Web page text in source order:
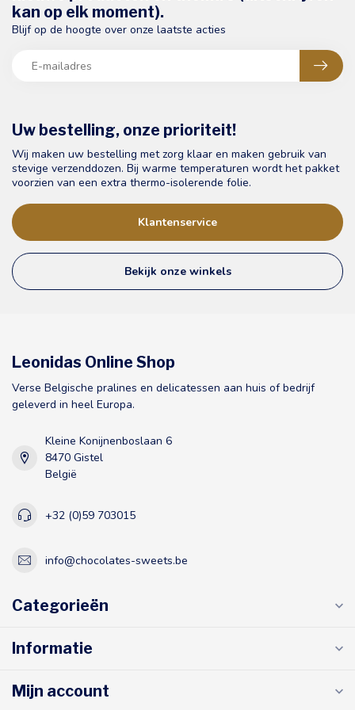
Uw bestelling, onze prioriteit!
Wij maken uw bestelling met zorg klaar en maken gebruik van
stevige verzenddozen. Bij warme temperaturen wordt het pakket
voorzien van een extra thermo-isolerende folie.
Klantenservice
Bekijk onze winkels
kan op elk moment).
Blijf op de hoogte over onze laatste acties
Leonidas Online Shop
Verse Belgische pralines en delicatessen aan huis of bedrijf
geleverd in heel Europa.
Kleine Konijnenboslaan 6
8470 Gistel
België
+32 (0)59 703015
info@chocolates-sweets.be
Categorieën
Informatie
Mijn account